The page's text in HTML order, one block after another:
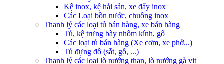
Kệ inox, kệ hải sản, xe đẩy inox
Các Loại bồn nước, chuồng inox
Thanh lý các loại tủ bán hàng, xe bán hàng
Tủ, kệ trưng bày nhôm kính, gổ
Các loại tủ bán hàng (Xe cơm, xe phở...)
Tủ đựng đồ (sắt, gỗ, ...)
Thanh lý các loại lò nướng than, lò nướng gà vịt